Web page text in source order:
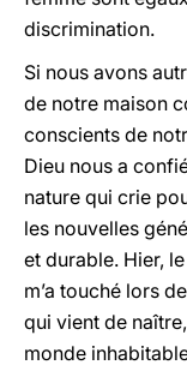
discrimination.
Si nous avons
de notre maison
conscients de
Dieu nous a
nature qui crie
les nouvelles
et durable. Hier,
m’a touché lors
qui vient de
monde